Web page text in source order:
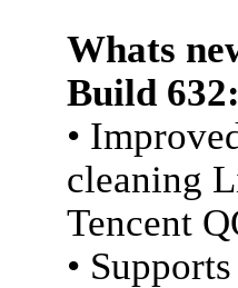
Whats
Build
•
cleaning
Tencent
•